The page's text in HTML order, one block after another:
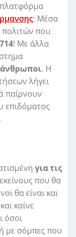
πλατφόρμα
: Μέσα
πολιτών που
! Με άλλα
άνθρωποι. Η
λήγει
παίρνουν
επιδόματος
για τις
που θα
θα είναι και
καίνε
όσοι
με σόμπες που